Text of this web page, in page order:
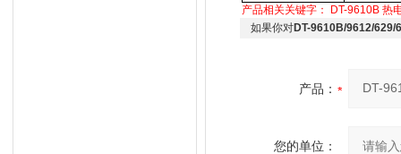
产品相关关键字： DT-9610B 热
如果你对DT-9610B/9612/629/
产品：
您的单位：